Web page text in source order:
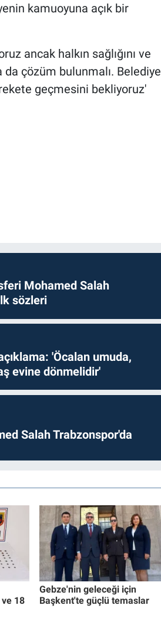
kamuoyuna açık bir
ancak halkın sağlığını ve
çözüm bulunmalı. Belediye
geçmesini bekliyoruz'
Mohamed Salah
sözleri
'Öcalan umuda,
evine dönmelidir'
Salah Trabzonspor'da
18
Gebze'nin geleceği için
Başkent'te güçlü temaslar